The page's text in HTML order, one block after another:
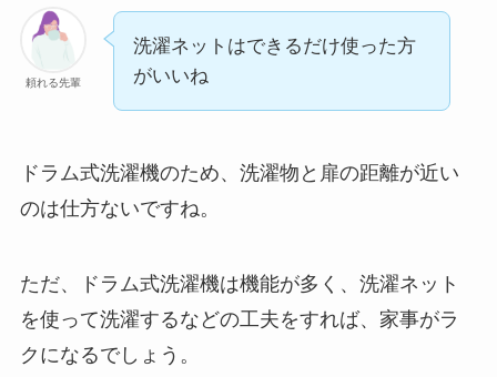
頼れる先輩
洗濯ネットはできるだけ使った方
がいいね
ドラム式洗濯機のため、洗濯物と扉の距離が近い
のは仕方ないですね。
ただ、ドラム式洗濯機は機能が多く、洗濯ネット
を使って洗濯するなどの工夫をすれば、家事がラ
クになるでしょう。